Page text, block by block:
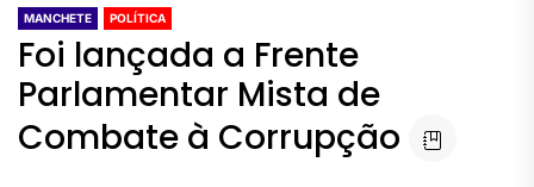
MANCHETE POLÍTICA
Foi lançada a Frente
Parlamentar Mista de
Combate à Corrupção